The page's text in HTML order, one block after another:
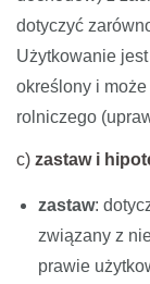
dotyczyć
Użytkowanie
określony i
rolniczego
c) zastaw i
zastaw:
związany z
prawie